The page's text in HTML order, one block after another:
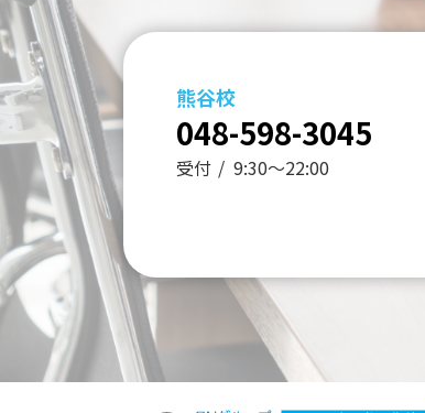
熊谷校
048-598-3045
受付 9:30～22:00